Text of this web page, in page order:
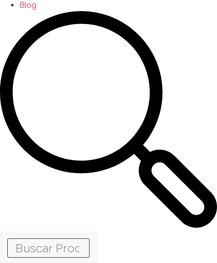
Blog